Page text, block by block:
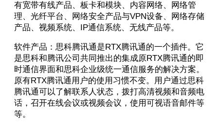
有宽带有线产品、板卡和模块、内容网络、网络管
理、光纤平台、网络安全产品与VPN设备、网络存储
产品、视频系统、IP通信系统、无线产品等。
软件产品：思科腾讯通是RTX腾讯通的一个插件。它
是思科和腾讯公司共同推出的集成原RTX腾讯通的即
时通信界面和思科企业级统一通信服务的解决方案。
原有RTX腾讯通用户的使用习惯不变。用户通过思科
腾讯通可以了解联系人状态，拨打高清视频和音频电
话，召开在线会议或视频会议，使用可视语音邮件等
等。